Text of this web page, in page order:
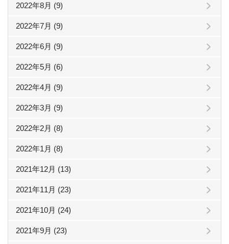
2022年8月 (9)
2022年7月 (9)
2022年6月 (9)
2022年5月 (6)
2022年4月 (9)
2022年3月 (9)
2022年2月 (8)
2022年1月 (8)
2021年12月 (13)
2021年11月 (23)
2021年10月 (24)
2021年9月 (23)